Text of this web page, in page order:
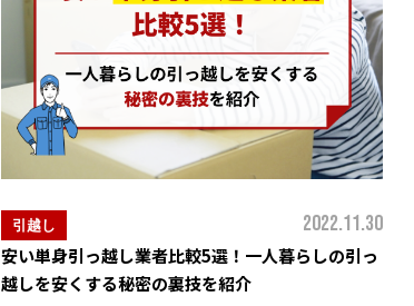
引越し 2022.11.30
安い単身引っ越し業者比較5選！一人暮らしの引っ
越しを安くする秘密の裏技を紹介